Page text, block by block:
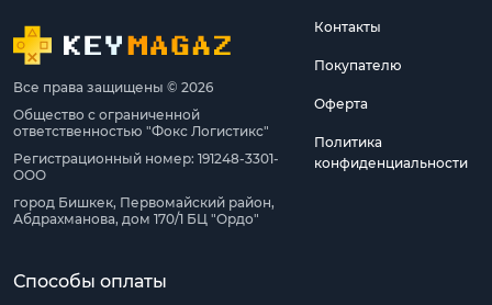
Все права защищены © 2026
Общество с ограниченной
ответственностью "Фокс Логистикс"
Регистрационный номер: 191248-3301-
ООО
город Бишкек, Первомайский район,
Абдрахманова, дом 170/1 БЦ "Ордо"
Контакты
Покупателю
Оферта
Политика
конфиденциальности
Способы оплаты